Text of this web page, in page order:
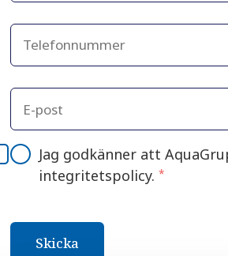
Jag godkänner att
integritetspolicy. *